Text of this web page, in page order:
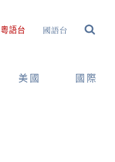
粵語台 國語台
美國 國際